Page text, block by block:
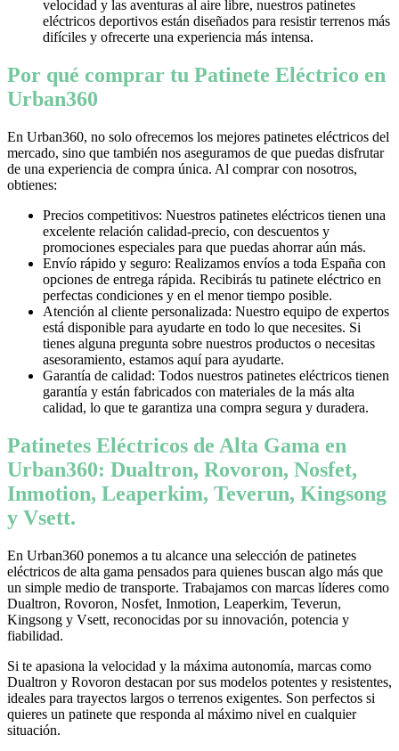
velocidad y las aventuras al aire libre, nuestros patinetes
eléctricos deportivos están diseñados para resistir terrenos más
difíciles y ofrecerte una experiencia más intensa.
Por qué comprar tu Patinete Eléctrico en
Urban360
En Urban360, no solo ofrecemos los mejores patinetes eléctricos del
mercado, sino que también nos aseguramos de que puedas disfrutar
de una experiencia de compra única. Al comprar con nosotros,
obtienes:
Precios competitivos: Nuestros patinetes eléctricos tienen una
excelente relación calidad-precio, con descuentos y
promociones especiales para que puedas ahorrar aún más.
Envío rápido y seguro: Realizamos envíos a toda España con
opciones de entrega rápida. Recibirás tu patinete eléctrico en
perfectas condiciones y en el menor tiempo posible.
Atención al cliente personalizada: Nuestro equipo de expertos
está disponible para ayudarte en todo lo que necesites. Si
tienes alguna pregunta sobre nuestros productos o necesitas
asesoramiento, estamos aquí para ayudarte.
Garantía de calidad: Todos nuestros patinetes eléctricos tienen
garantía y están fabricados con materiales de la más alta
calidad, lo que te garantiza una compra segura y duradera.
Patinetes Eléctricos de Alta Gama en
Urban360: Dualtron, Rovoron, Nosfet,
Inmotion, Leaperkim, Teverun, Kingsong
y Vsett.
En Urban360 ponemos a tu alcance una selección de patinetes
eléctricos de alta gama pensados para quienes buscan algo más que
un simple medio de transporte. Trabajamos con marcas líderes como
Dualtron, Rovoron, Nosfet, Inmotion, Leaperkim, Teverun,
Kingsong y Vsett, reconocidas por su innovación, potencia y
fiabilidad.
Si te apasiona la velocidad y la máxima autonomía, marcas como
Dualtron y Rovoron destacan por sus modelos potentes y resistentes,
ideales para trayectos largos o terrenos exigentes. Son perfectos si
quieres un patinete que responda al máximo nivel en cualquier
situación.